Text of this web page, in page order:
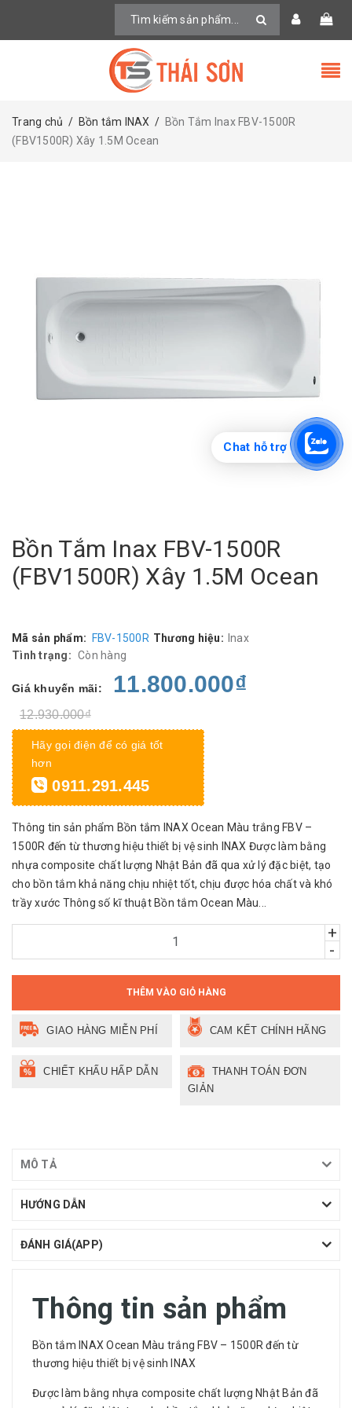
Trang chủ / Bồn tắm INAX / Bồn Tắm Inax FBV-1500R
(FBV1500R) Xây 1.5M Ocean
Bồn Tắm Inax FBV-1500R
(FBV1500R) Xây 1.5M Ocean
Mã sản phẩm: FBV-1500R Thương hiệu: Inax
Tình trạng: Còn hàng
Giá khuyến mãi: 11.800.000₫
12.930.000₫
Hãy gọi điện để có giá tốt
hơn
0911.291.445
Thông tin sản phẩm Bồn tắm INAX Ocean Màu trắng FBV –
1500R đến từ thương hiệu thiết bị vệ sinh INAX Được làm bằng
nhựa composite chất lượng Nhật Bản đã qua xử lý đặc biệt, tạo
cho bồn tắm khả năng chịu nhiệt tốt, chịu được hóa chất và khó
trầy xước Thông số kĩ thuật Bồn tắm Ocean Màu...
+
-
THÊM VÀO GIỎ HÀNG
GIAO HÀNG MIỄN PHÍ CAM KẾT CHÍNH HÃNG
CHIẾT KHẤU HẤP DẪN
THANH TOÁN ĐƠN
GIẢN
MÔ TẢ
HƯỚNG DẪN
ĐÁNH GIÁ(APP)
Thông tin sản phẩm
Bồn tắm INAXOcean Màu trắng FBV – 1500Rđến từ
thương hiệu thiết bị vệ sinh INAX
Được làm bằng nhựa composite chất lượng Nhật Bản đã
Chat hỗ trợ